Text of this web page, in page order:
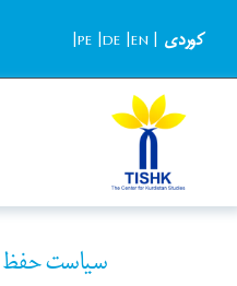
content
کوردی |
PE |DE |EN
|
سیاست